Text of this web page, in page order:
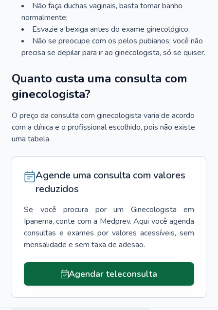
Não faça duchas vaginais, basta tomar banho
normalmente;
Esvazie a bexiga antes do exame ginecológico;
Não se preocupe com os pelos pubianos: você não
precisa se depilar para ir ao ginecologista, só se quiser.
Quanto custa uma consulta com
ginecologista?
O preço da consulta com ginecologista varia de acordo
com a clínica e o profissional escolhido, pois não existe
uma tabela.
Agende uma consulta com valores
reduzidos
Se você procura por um Ginecologista
em
Ipanema, conte com a Medprev. Aqui você agenda
consultas e exames por valores acessíveis, sem
mensalidade e sem taxa de adesão.
Agendar teleconsulta